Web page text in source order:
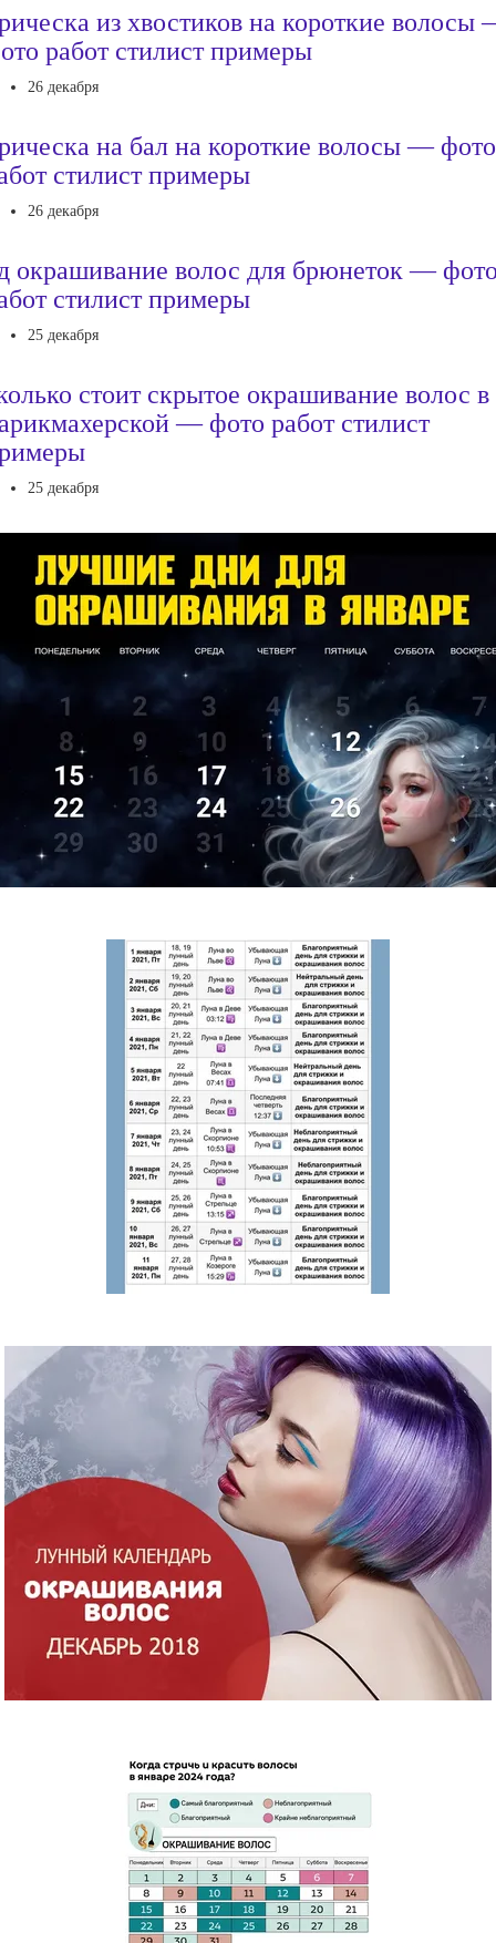
из хвостиков на короткие волосы
работ стилист примеры
26 декабря
на бал на короткие волосы — фото
стилист примеры
26 декабря
окрашивание волос для брюнеток —
стилист примеры
25 декабря
стоит скрытое окрашивание волос в
— фото работ стилист
25 декабря